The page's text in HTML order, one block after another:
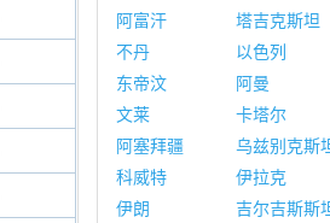
阿富汗
塔吉克斯坦
不丹
以色列
东帝汶
阿曼
文莱
卡塔尔
阿塞拜疆
乌兹别克斯
科威特
伊拉克
伊朗
吉尔吉斯斯